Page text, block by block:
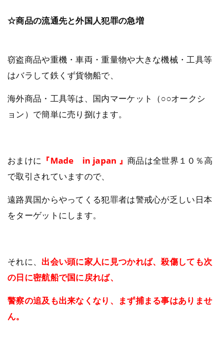
☆商品の流通先と外国人犯罪の急増
窃盗商品や重機・車両・重量物や大きな機械・工具等
はバラして鉄くず貨物船で、
海外商品・工具等は、国内マーケット（○○オークシ
ョン）で簡単に売り捌けます。
おまけに 『Made in japan 』商品は全世界１０％高
で取引されていますので、
遠路異国からやってくる犯罪者は警戒心が乏しい日本
をターゲットにします。
それに、 出会い頭に家人に見つかれば、殺傷しても次
の日に密航船で国に戻れば、
警察の追及も出来なくなり、まず捕まる事はありませ
ん。